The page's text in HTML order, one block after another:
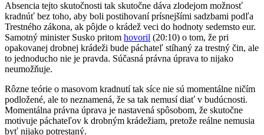
Absencia tejto skutočnosti tak skutočne dáva zlodejom možnosť
kradnúť bez toho, aby boli postihovaní prísnejšími sadzbami podľa
Trestného zákona, ak pôjde o krádež veci do hodnoty sedemsto eur.
Samotný minister Susko pritom hovoril (20:10) o tom, že pri
opakovanej drobnej krádeži bude páchateľ stíhaný za trestný čin, ale
to jednoducho nie je pravda. Súčasná právna úprava to nijako
neumožňuje.
Rôzne teórie o masovom kradnutí tak síce nie sú momentálne ničím
podložené, ale to neznamená, že sa tak nemusí diať v budúcnosti.
Momentálna právna úprava je nastavená spôsobom, že skutočne
motivuje páchateľov k drobným krádežiam, pretože reálne nemusia
byť nijako potrestaný.